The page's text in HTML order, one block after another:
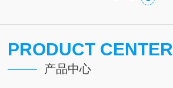
PRODUCT CENTER
产品中心